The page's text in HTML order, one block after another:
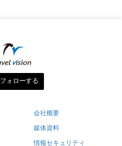
フォローする
会社概要
媒体資料
情報セキュリティ